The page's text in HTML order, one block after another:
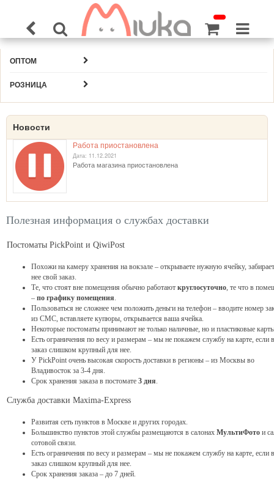
ОПТОМ
РОЗНИЦА
Новости
Работа приостановлена
Дата: 11.12.2021
Работа магазина приостановлена
Полезная информация о службах доставки
Постоматы PickPoint и QiwiPost
Похожи на камеру хранения на вокзале – открываете нужную ячейку,
нее свой заказ.
Те, что стоят вне помещения обычно работают круглосуточно , те что в
– по графику помещения
Пользоваться не сложнее чем положить деньги на телефон – вводите номер
из СМС, вставляете купюры, открывается ваша ячейка.
Некоторые постоматы принимают не только наличные, но и пластиковые
Есть ограничения по весу и размерам – мы не покажем службу на карте, если
заказ слишком крупный для нее.
У PickPoint очень высокая скорость доставки в регионы – из Москвы во
Владивосток за 3-4 дня.
Срок хранения заказа в постомате 3 дня
Служба доставки Maxima-Express
Развитая сеть пунктов в Москве и других городах.
Большинство пунктов этой службы размещаются в салонах МультиФото и
сотовой связи.
Есть ограничения по весу и размерам – мы не покажем службу на карте, если
заказ слишком крупный для нее.
Срок хранения заказа – до 7 дней.